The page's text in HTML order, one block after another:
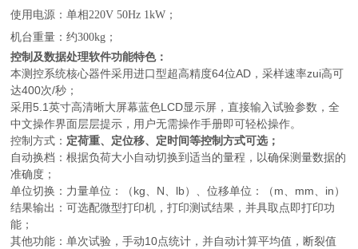
使用电源：单相220V 50Hz 1kW ；
机台重量：约300kg ；
控制及数据处理软件功能特色：
本测控系统核心器件采用进口型超高精度64位AD，采样速率zui高可
达400次/秒；
采用5.1英寸高清晰大屏幕蓝色LCD显示屏，直接输入试验参数，全
中文操作界面层层提示，用户无需操作手册即可轻松操作。
控制方式： 定荷重、定位移、定时间等控制方式可选；
自动换档：根据负荷大小自动切换到适当的量程，以确保测量数据的
准确度；
单位切换：力量单位：（kg、N、lb）、位移单位：（m、mm、in）
结果输出：可选配微型打印机，打印测试结果，并具取点即打印功
能；
其他功能：单次试验，手动10点统计，并自动计算平均值，断裂值